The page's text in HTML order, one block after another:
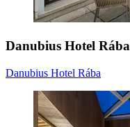
Danubius Hotel Rába
Danubius Hotel Rába